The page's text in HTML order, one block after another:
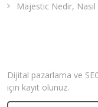
Majestic Nedir, Nasıl
Dijital pazarlama ve
için kayıt olunuz.